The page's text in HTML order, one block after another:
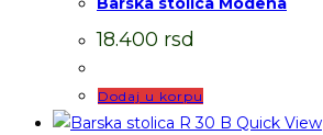
18.400 rsd
Dodaj u korpu
Quick View